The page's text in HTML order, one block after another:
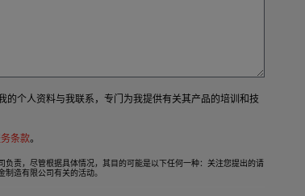
个人资料与我联系，专门为我提供有关其产品的培训和技
务条款。
责，尽管根据具体情况，其目的可能是以下任何一种：关注您提出的请
造有限公司有关的活动。